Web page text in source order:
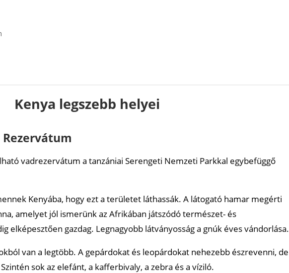
Kenya legszebb helyei
vadrezervátum a tanzániai Serengeti Nemzeti Parkkal egybefüggő
Kenyába, hogy ezt a területet láthassák. A látogató hamar megérti
amelyet jól ismerünk az Afrikában játszódó természet- és
elképesztően gazdag. Legnagyobb látványosság a gnúk éves vándorlása.
van a legtöbb. A gepárdokat és leopárdokat nehezebb észrevenni, de
sok az elefánt, a kafferbivaly, a zebra és a víziló.